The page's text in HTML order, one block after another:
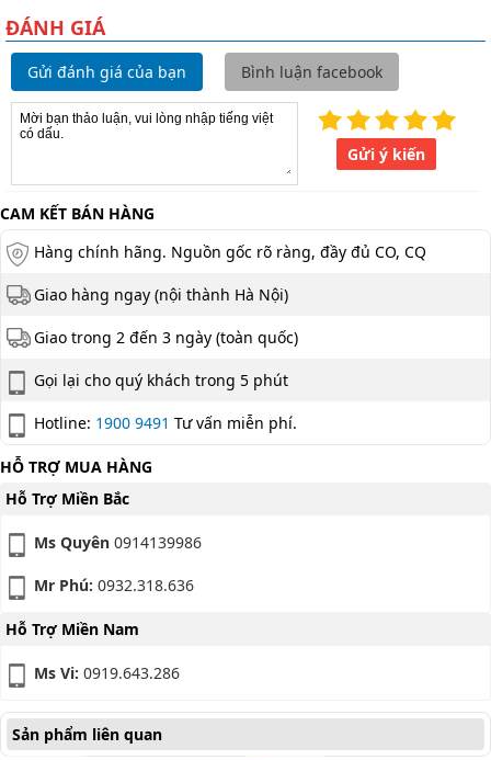
ĐÁNH GIÁ
Gửi đánh giá của bạn Bình luận facebook
Gửi ý kiến
CAM KẾT BÁN HÀNG
Hàng chính hãng. Nguồn gốc rõ ràng, đầy đủ CO, CQ
Giao hàng ngay (nội thành Hà Nội)
Giao trong 2 đến 3 ngày (toàn quốc)
Gọi lại cho quý khách trong 5 phút
Hotline: 1900 9491 Tư vấn miễn phí.
HỖ TRỢ MUA HÀNG
Hỗ Trợ Miền Bắc
Ms Quyên 0914139986
Mr Phú: 0932.318.636
Hỗ Trợ Miền Nam
Ms Vi: 0919.643.286
Sản phẩm liên quan